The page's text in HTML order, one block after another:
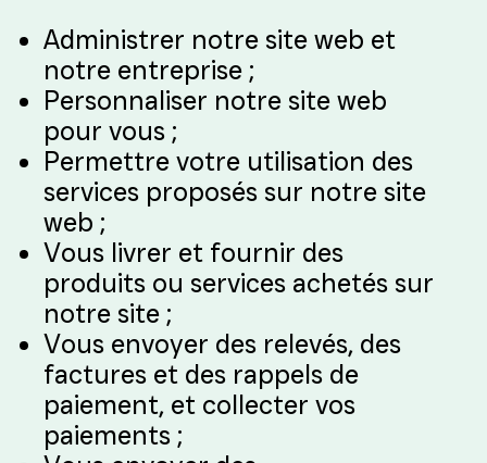
Administrer notre site web et
notre entreprise ;
Personnaliser notre site web
pour vous ;
Permettre votre utilisation des
services proposés sur notre site
web ;
Vous livrer et fournir des
produits ou services achetés sur
notre site ;
Vous envoyer des relevés, des
factures et des rappels de
paiement, et collecter vos
paiements ;